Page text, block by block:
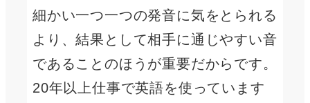
細かい一つ一つの発音に気をとられる
より、結果として相手に通じやすい音
であることのほうが重要だからです。
20年以上仕事で英語を使っています